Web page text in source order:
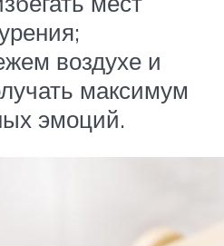
воздухе и
максимум
эмоций.